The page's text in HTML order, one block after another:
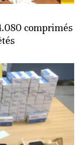
comprimés